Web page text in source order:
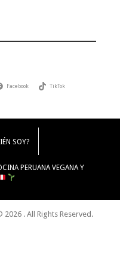
Facebook TikTok
SOY?
PERUANA VEGANA Y
2026 . All Rights Reserved.